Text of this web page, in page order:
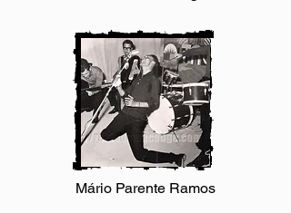
Mário Parente Ramos